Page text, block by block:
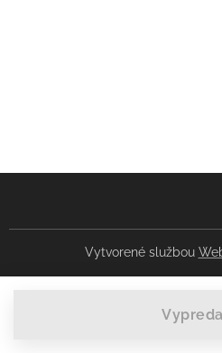
Vytvorené službou